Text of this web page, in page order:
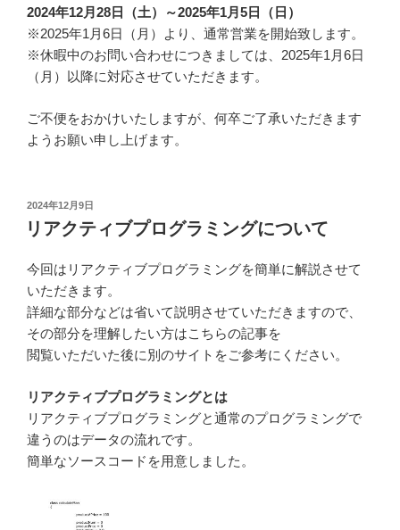
2024年12月28日（土）～2025年1月5日（日）
※2025年1月6日（月）より、通常営業を開始致します。
※休暇中のお問い合わせにつきましては、2025年1月6日
（月）以降に対応させていただきます。
ご不便をおかけいたしますが、何卒ご了承いただきます
ようお願い申し上げます。
投
稿
日:
2024年12月9日
リアクティブプログラミングについて
今回はリアクティブプログラミングを簡単に解説させて
いただきます。
詳細な部分などは省いて説明させていただきますので、
その部分を理解したい方はこちらの記事を
閲覧いただいた後に別のサイトをご参考にください。
リアクティブプログラミングとは
リアクティブプログラミングと通常のプログラミングで
違うのはデータの流れです。
簡単なソースコードを用意しました。